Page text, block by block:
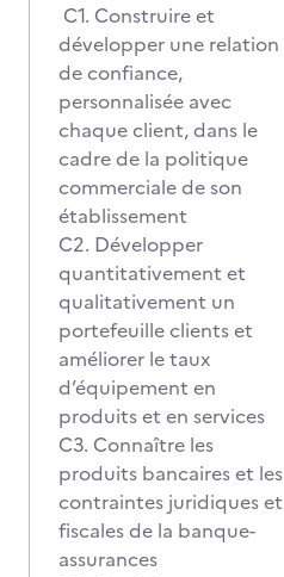
C1. Construire et
développer une relation
de confiance,
personnalisée avec
chaque client, dans le
cadre de la politique
commerciale de son
établissement
C2. Développer
quantitativement et
qualitativement un
portefeuille clients et
améliorer le taux
d’équipement en
produits et en services
C3. Connaître les
produits bancaires et les
contraintes juridiques et
fiscales de la banque-
assurances